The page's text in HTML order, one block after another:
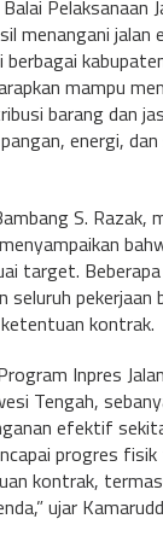
Pelaksanaan
menangani
mampu
barang dan
energi,
S. Razak,
target.
seluruh
kontrak.
Inpres
Tengah,
efektif
progres
kontrak,
ujar